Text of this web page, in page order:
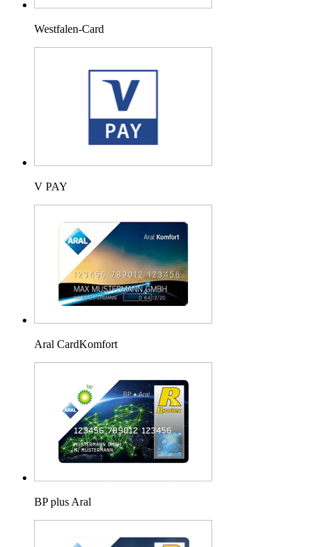
Westfalen-Card
V PAY
Aral CardKomfort
BP plus Aral